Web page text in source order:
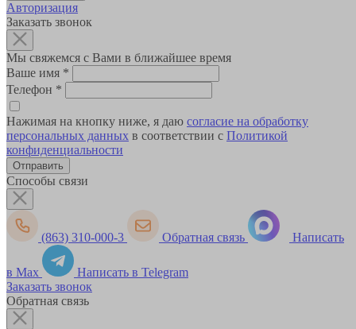
Авторизация
Заказать звонок
Мы свяжемся с Вами в ближайшее время
Ваше имя *
Телефон *
Нажимая на кнопку ниже, я даю согласие на обработку
персональных данных в соответствии с Политикой
конфиденциальности
Способы связи
(863) 310-000-3 Обратная связь Написать
в Max
Написать в Telegram
Заказать звонок
Обратная связь